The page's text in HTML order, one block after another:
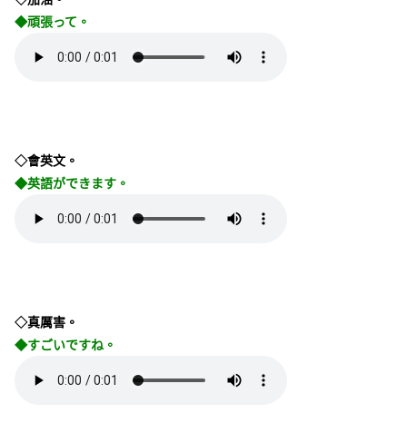
◆頑張って。
◇會英文。
◆英語ができます。
◇真厲害。
◆すごいですね。